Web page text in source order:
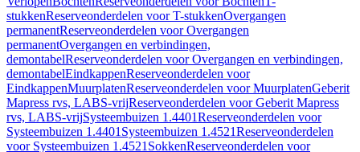
stukkenReserveonderdelen voor T-stukkenOvergangen
permanentReserveonderdelen voor Overgangen
permanentOvergangen en verbindingen,
demontabelReserveonderdelen voor Overgangen en verbindingen,
demontabelEindkappenReserveonderdelen voor
EindkappenMuurplatenReserveonderdelen voor MuurplatenGeberit
Mapress rvs, LABS-vrijReserveonderdelen voor Geberit Mapress
rvs, LABS-vrijSysteembuizen 1.4401Reserveonderdelen voor
Systeembuizen 1.4401 Systeembuizen 1.4521Reserveonderdelen
voor Systeembuizen 1.4521 SokkenReserveonderdelen voor